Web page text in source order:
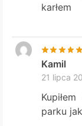
karłem
Kamil
21 lipca
parku